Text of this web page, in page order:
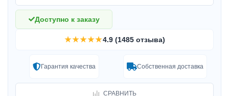
Доступно к заказу
★★★★★4.9 (1485 отзыва)
Гарантия качества Собственная доставка
СРАВНИТЬ